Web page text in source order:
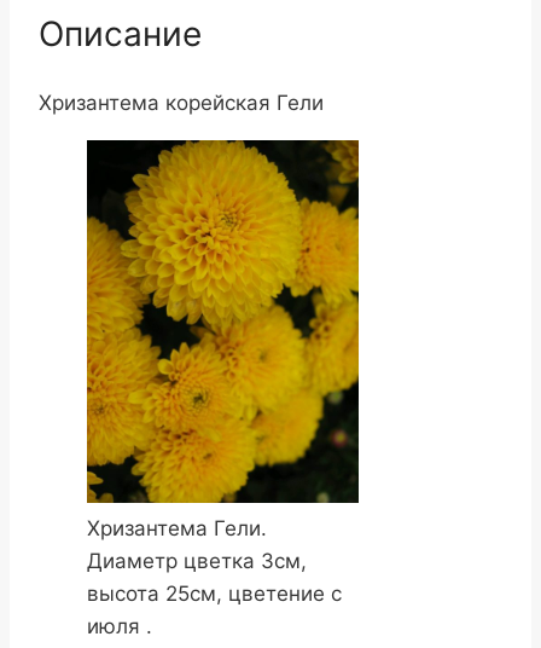
Описание
Хризантема корейская Гели
Хризантема Гели.
Диаметр цветка 3см,
высота 25см, цветение с
июля .